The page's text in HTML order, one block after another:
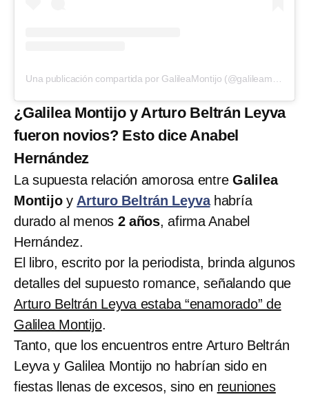
¿Galilea Montijo y Arturo Beltrán Leyva
fueron novios? Esto dice Anabel
Hernández
La supuesta relación amorosa entre Galilea
Montijoy Arturo Beltrán Leyvahabría
durado al menos 2 años, afirma Anabel
Hernández.
El libro, escrito por la periodista, brinda algunos
detalles del supuesto romance, señalando que
Arturo Beltrán Leyva estaba “enamorado” de
Galilea Montijo.
Tanto, que los encuentros entre Arturo Beltrán
Leyva y Galilea Montijo no habrían sido en
fiestas llenas de excesos, sino en reuniones